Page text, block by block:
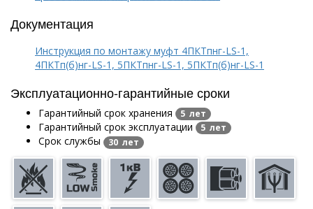
Документация
Инструкция по монтажу муфт 4ПКТпнг-LS-1,
4ПКТп(б)нг-LS-1, 5ПКТпнг-LS-1, 5ПКТп(б)нг-LS-1
Эксплуатационно-гарантийные сроки
Гарантийный срок хранения 5 лет
Гарантийный срок эксплуатации 5 лет
Срок службы 30 лет